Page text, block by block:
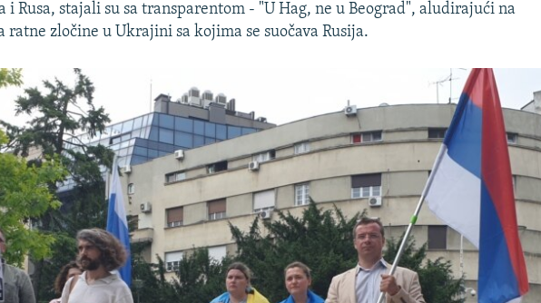
i Rusa, stajali su sa transparentom - "U Hag, ne u Beograd", aludirajući na
ratne zločine u Ukrajini sa kojima se suočava Rusija.